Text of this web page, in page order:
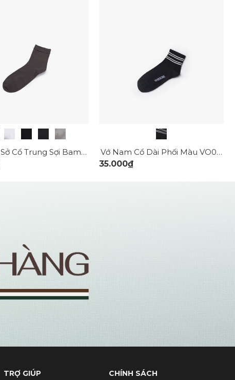
Vớ Công Sở Cổ Trung Sợi Bamboo Kháng Khuẩn Khử Mùi VO075
Vớ Nam Cổ Dài Phối Màu VO068
35.000₫
TRỢ GIÚP CHÍNH SÁCH